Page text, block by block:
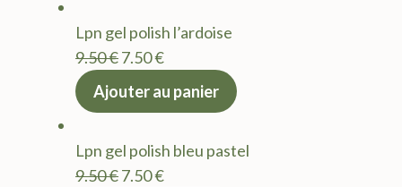
9.50 €.7.50 €.
Lpn gel polish l’ardoise
9.50€Le
prix
9.50 €.
7.50€Le
actuel
7.50 €.
Ajouter au panier
Lpn gel polish bleu pastel
9.50€Le
7.50€Le